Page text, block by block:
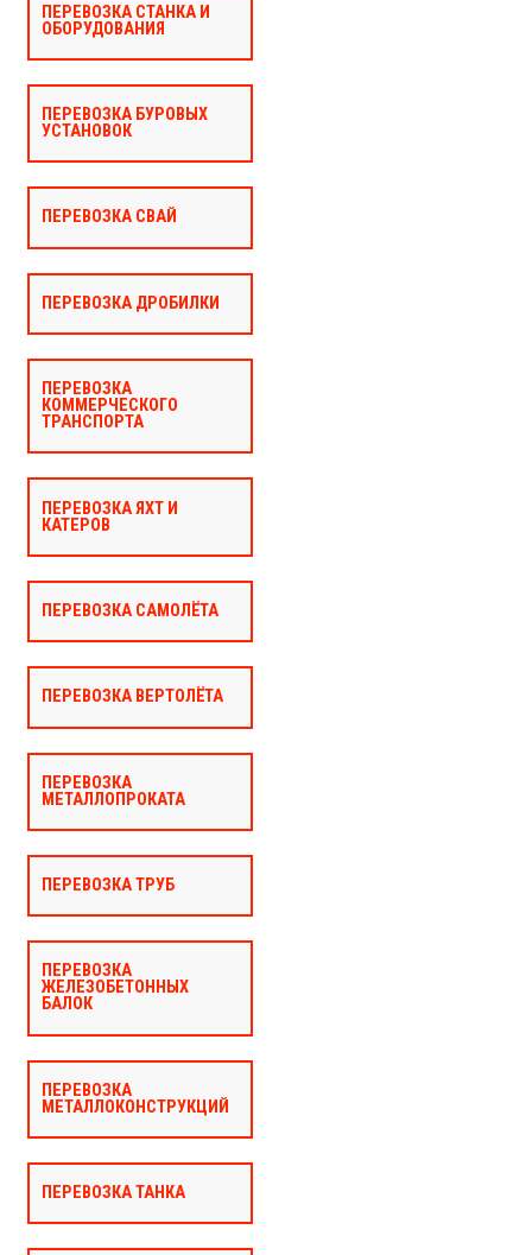
ПЕРЕВОЗКА СТАНКА И
ОБОРУДОВАНИЯ
ПЕРЕВОЗКА БУРОВЫХ
УСТАНОВОК
ПЕРЕВОЗКА СВАЙ
ПЕРЕВОЗКА ДРОБИЛКИ
ПЕРЕВОЗКА
КОММЕРЧЕСКОГО
ТРАНСПОРТА
ПЕРЕВОЗКА ЯХТ И
КАТЕРОВ
ПЕРЕВОЗКА САМОЛЁТА
ПЕРЕВОЗКА ВЕРТОЛЁТА
ПЕРЕВОЗКА
МЕТАЛЛОПРОКАТА
ПЕРЕВОЗКА ТРУБ
ПЕРЕВОЗКА
ЖЕЛЕЗОБЕТОННЫХ
БАЛОК
ПЕРЕВОЗКА
МЕТАЛЛОКОНСТРУКЦИЙ
ПЕРЕВОЗКА ТАНКА